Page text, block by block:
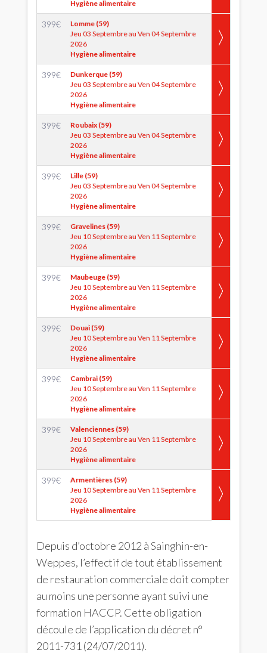
Hygiène alimentaire
399€
Lomme (59)
Jeu 03 Septembre au Ven 04 Septembre
2026
Hygiène alimentaire
399€
Dunkerque (59)
Jeu 03 Septembre au Ven 04 Septembre
2026
Hygiène alimentaire
399€
Roubaix (59)
Jeu 03 Septembre au Ven 04 Septembre
2026
Hygiène alimentaire
399€
Lille (59)
Jeu 03 Septembre au Ven 04 Septembre
2026
Hygiène alimentaire
399€
Gravelines (59)
Jeu 10 Septembre au Ven 11 Septembre
2026
Hygiène alimentaire
399€
Maubeuge (59)
Jeu 10 Septembre au Ven 11 Septembre
2026
Hygiène alimentaire
399€
Douai (59)
Jeu 10 Septembre au Ven 11 Septembre
2026
Hygiène alimentaire
399€
Cambrai (59)
Jeu 10 Septembre au Ven 11 Septembre
2026
Hygiène alimentaire
399€
Valenciennes (59)
Jeu 10 Septembre au Ven 11 Septembre
2026
Hygiène alimentaire
399€
Armentières (59)
Jeu 10 Septembre au Ven 11 Septembre
2026
Hygiène alimentaire
Depuis d’octobre 2012 à Sainghin-en-
Weppes, l’effectif de tout établissement
de restauration commerciale doit compter
au moins une personne ayant suivi une
formation HACCP. Cette obligation
découle de l’application du décret n°
2011-731 (24/07/2011).